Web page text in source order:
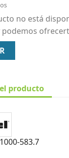
no está
producto
1000-583.7